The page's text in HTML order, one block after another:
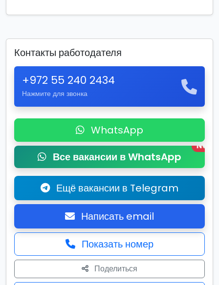
Контакты работодателя
+972 55 240 2434
Нажмите для звонка
WhatsApp
Все вакансии в WhatsApp
New
Ещё вакансии в Telegram
Написать email
Показать номер
Поделиться